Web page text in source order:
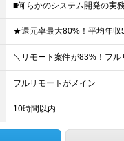
フルリモートがメイン
10時間以内